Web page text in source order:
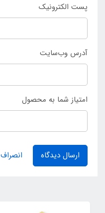
پست الکترونیک
آدرس وب‌سایت
امتیاز شما به محصول
ارسال دیدگاه انصراف